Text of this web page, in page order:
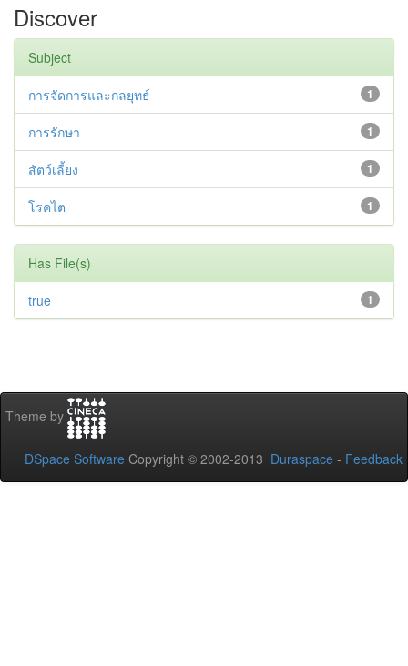
Discover
Subject
1
การจัดการและกลยุทธ์
1
การรักษา
1
สัตว์เลี้ยง
1
โรคไต
Has File(s)
1
true
Theme by
DSpace Software Copyright © 2002-2013 Duraspace - Feedback